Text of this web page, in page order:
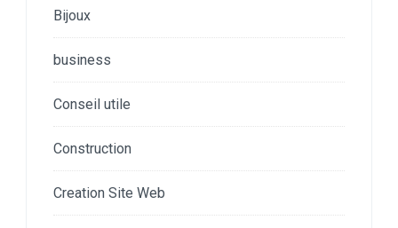
Bijoux
business
Conseil utile
Construction
Creation Site Web